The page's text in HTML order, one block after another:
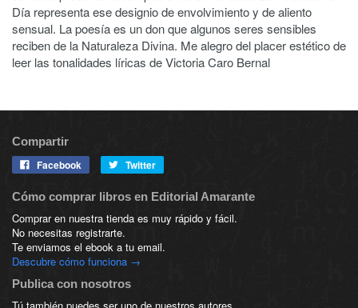
Día representa ese designio de envolvimiento y de aliento
sensual. La poesía es un don que algunos seres sensibles
reciben de la Naturaleza Divina. Me alegro del placer estético de
leer las tonalidades líricas de Victoria Caro Bernal
Compartir
Facebook Twitter
Cómo comprar libros en Editorial Amarante
Comprar en nuestra tienda es muy rápido y fácil.
No necesitas registrarte.
Te enviamos el ebook a tu email.
Descubre cómo funciona →
Publica con nosotros